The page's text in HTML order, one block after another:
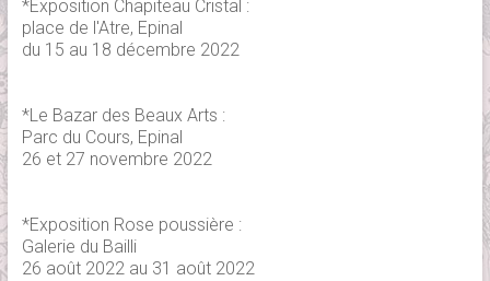
*Exposition Chapiteau Cristal :
place de l'Atre, Epinal
du 15 au 18 décembre 2022
*Le Bazar des Beaux Arts :
Parc du Cours, Epinal
26 et 27 novembre 2022
*Exposition Rose poussière :
Galerie du Bailli
26 août 2022 au 31 août 2022